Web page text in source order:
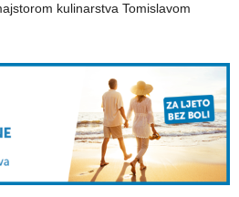
kulinarstva Tomislavom